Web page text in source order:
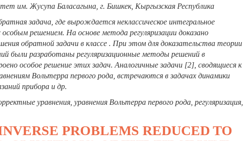
им. Жусупа Баласагына, г. Бишкек, Кыргызская Республика
задача, где вырождается неклассическое интегральное
решением. На основе метода регуляризации доказано
обратной задачи в классе . При этом для доказательства теории
были разработаны регуляризационные методы решений в
особое решение этих задач. Аналогичные задачи [2], сводящиеся к
Вольтерра первого рода, встречаются в задачах динамики
прибора и др.
уравнения, уравнения Вольтерра первого рода, регуляризация,
PROBLEMS REDUCED TO